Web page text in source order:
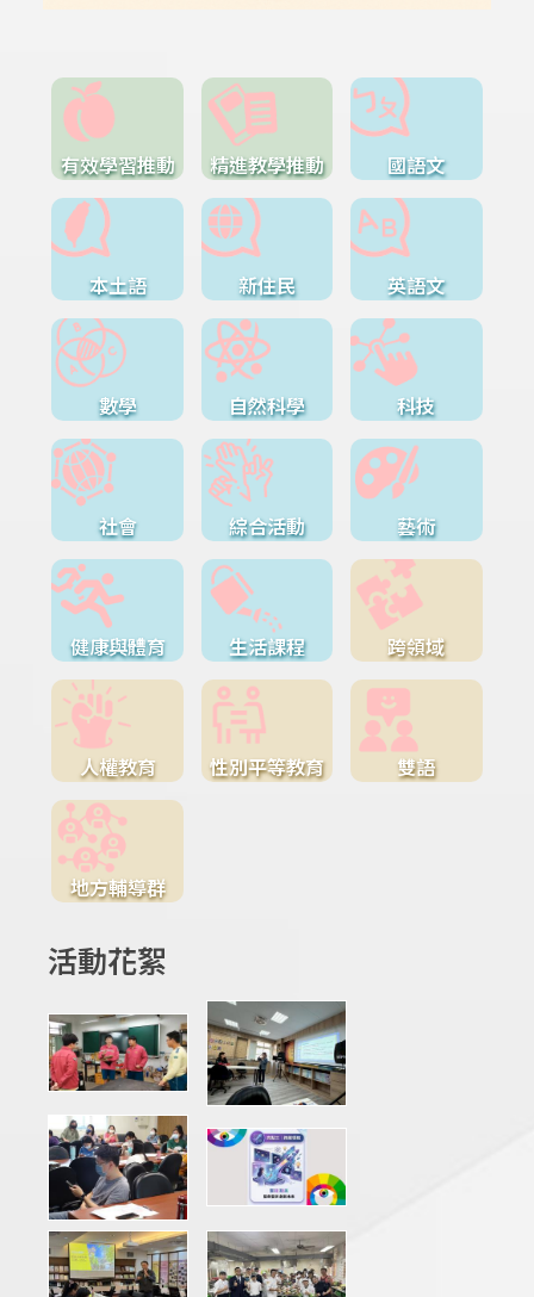
有效學習推動 精進教學推動 國語文
本土語 新住民 英語文
數學 自然科學 科技
社會 綜合活動 藝術
健康與體育 生活課程 跨領域
人權教育 性別平等教育 雙語
地方輔導群
活動花絮